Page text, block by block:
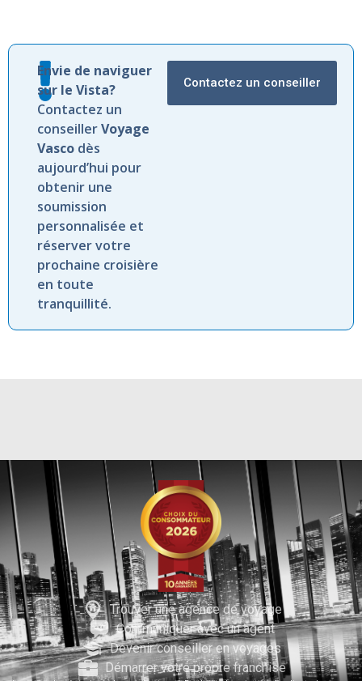
Envie de naviguer
sur le Vista?
Contactez un
conseillerVoyage
Vasco dès
aujourd’hui pour
obtenir une
soumission
personnalisée et
réserver votre
prochaine croisière
en toute
tranquillité.
Contactez un conseiller
Trouver une agence de voyage
Communiquer avec un agent
Devenir conseiller en voyages
Démarrer votre propre franchise